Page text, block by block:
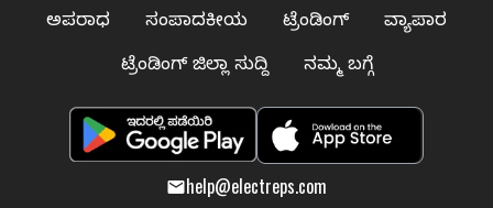
ಅಪರಾಧ
ಸಂಪಾದಕೀಯ ಟ್ರೆಂಡಿಂಗ್
ವ್ಯಾಪಾರ
ಟ್ರೆಂಡಿಂಗ್ ಜಿಲ್ಲಾ ಸುದ್ದಿ
ನಮ್ಮ ಬಗ್ಗೆ
help@electreps.com